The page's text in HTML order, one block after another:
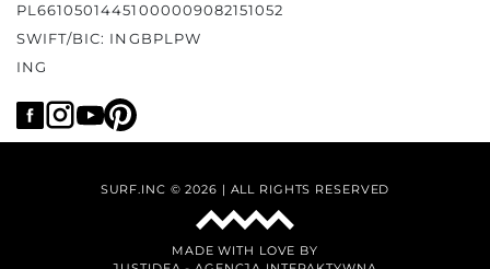
PL66105014451000009082151052
SWIFT/BIC: INGBPLPW
ING
SURF.INC © 2026 | ALL RIGHTS RESERVED
MADE WITH LOVE BY